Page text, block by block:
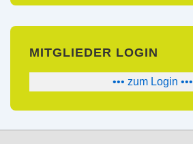
MITGLIEDER LOGIN
••• zum Login •••